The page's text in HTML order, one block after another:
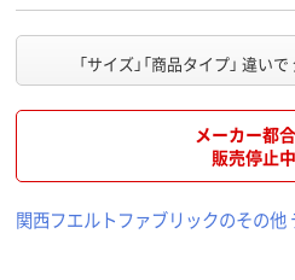
「サイズ」「商品タイプ」 違いで
メーカー都
販売停止
関西フエルトファブリックのその他